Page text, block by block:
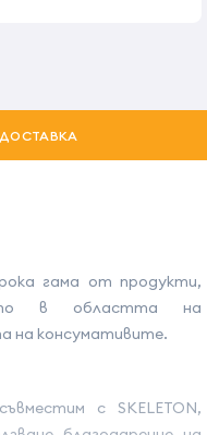
ДОСТАВКА
гама от продукти,
в областта на
на консумативите.
с SKELETON,